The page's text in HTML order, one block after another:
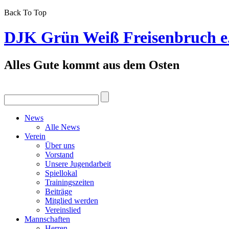
Back To Top
DJK Grün Weiß Freisenbruch
Alles Gute kommt aus dem Osten
News
Alle News
Verein
Über uns
Vorstand
Unsere Jugendarbeit
Spiellokal
Trainingszeiten
Beiträge
Mitglied werden
Vereinslied
Mannschaften